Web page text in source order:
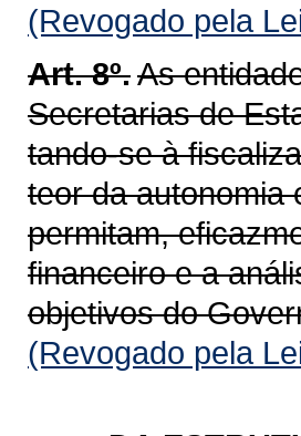
(Revogado pela
Art. 8º.As
Secretarias de
tando-se à
teor da autonomia
permitam,
financeiro e a
objetivos do
(Revogado pela